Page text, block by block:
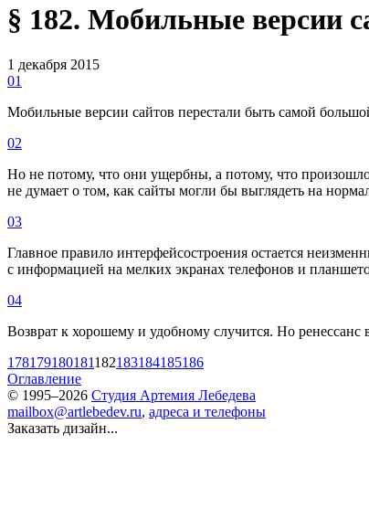
§ 182. Мобильные версии
1 декабря 2015
01
Мобильные версии сайтов перестали быть самой
02
Но не потому, что они ущербны, а потому, что
не думает о том, как сайты могли бы выглядеть на
03
Главное правило интерфейсостроения остается
с информацией на мелких экранах телефонов и
04
Возврат к хорошему и удобному случится. Но ренессанс
178179180181182183184185186
Оглавление
© 1995–2026 Студия Артемия Лебедева
mailbox@artlebedev.ru, адреса и телефоны
Заказать дизайн...